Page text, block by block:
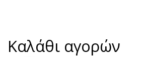
Καλάθι αγορών